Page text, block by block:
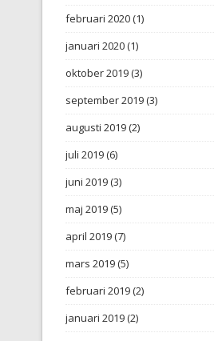
februari 2020(1)
januari 2020(1)
oktober 2019(3)
september 2019(3)
augusti 2019(2)
juli 2019(6)
juni 2019(3)
maj 2019(5)
april 2019(7)
mars 2019(5)
februari 2019(2)
januari 2019(2)